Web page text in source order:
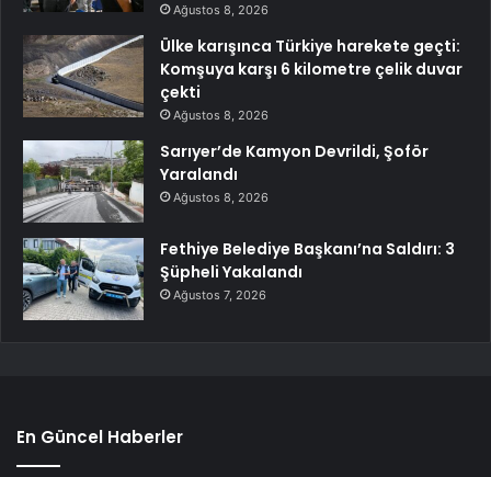
Ağustos 8, 2026
Ülke karışınca Türkiye harekete geçti:
Komşuya karşı 6 kilometre çelik duvar
çekti
Ağustos 8, 2026
Sarıyer’de Kamyon Devrildi, Şoför
Yaralandı
Ağustos 8, 2026
Fethiye Belediye Başkanı’na Saldırı: 3
Şüpheli Yakalandı
Ağustos 7, 2026
En Güncel Haberler